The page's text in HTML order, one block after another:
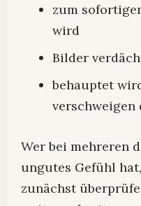
zum
wird
Bilder
behauptet
verschweigen
Wer bei mehreren
ungutes Gefühl
zunächst